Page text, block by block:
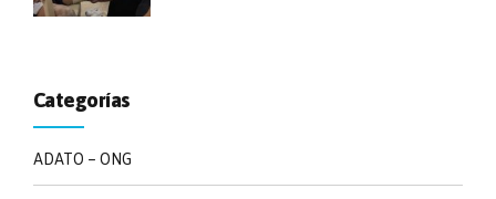
Categorías
ADATO – ONG